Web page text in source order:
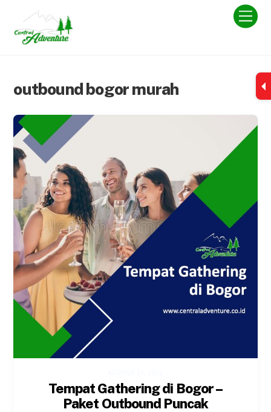
content
outbound bogor murah
Tempat Gathering di Bogor –
Paket Outbound Puncak